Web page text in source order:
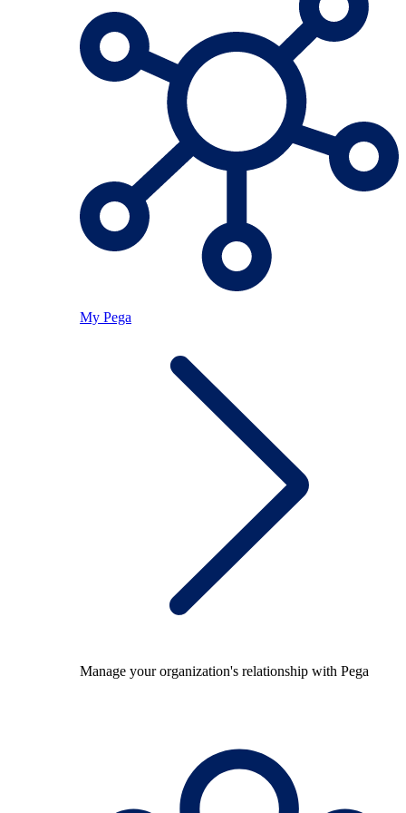
My Pega
Manage your organization's relationship with Pega